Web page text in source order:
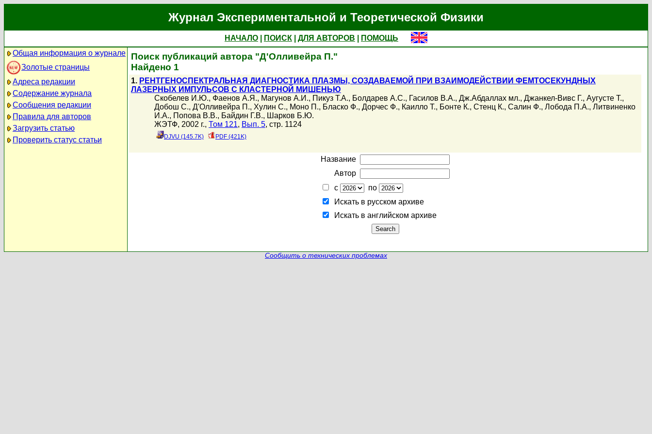
Журнал Экспериментальной и Теоретической Физики
НАЧАЛО ПОИСК ДЛЯ АВТОРОВ
ПОМОЩЬ
Общая информация о журнале
Золотые страницы
Адреса редакции
Содержание журнала
Сообщения редакции
Правила для авторов
Загрузить статью
Проверить статус статьи
Поиск публикаций автора "Д'Олливейра П."
Найдено 1
1. РЕНТГЕНОСПЕКТРАЛЬНАЯ ДИАГНОСТИКА ПЛАЗМЫ, СОЗДАВАЕМОЙ ПРИ ВЗАИМОДЕЙСТВИИ ФЕМТОСЕКУНДНЫХ
ЛАЗЕРНЫХ ИМПУЛЬСОВ С КЛАСТЕРНОЙ МИШЕНЬЮ
Скобелев И.Ю., Фаенов А.Я., Магунов А.И., Пикуз Т.А., Болдарев А.С., Гасилов В.А., Дж.Абдаллах мл., Джанкел-Вивс Г., Аугусте Т.,
Добош С., Д'Олливейра П., Хулин С., Моно П., Бласко Ф., Дорчес Ф., Каилло Т., Бонте К., Стенц К., Салин Ф., Лобода П.А., Литвиненко
И.А., Попова В.В., Байдин Г.В., Шарков Б.Ю.
ЖЭТФ, 2002 г., Том 121, Вып. 5, стр. 1124
DJVU (145.7K) PDF (421K)
Название
Автор
с
по
Искать в русском архиве
Искать в английском архиве
Сообщить о технических проблемах